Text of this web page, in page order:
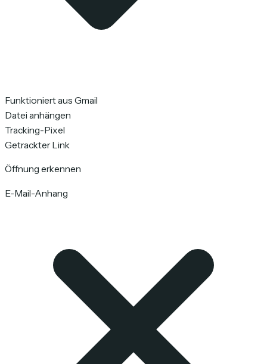
Funktioniert aus Gmail
Datei anhängen
Tracking-Pixel
Getrackter Link
Öffnung erkennen
E-Mail-Anhang